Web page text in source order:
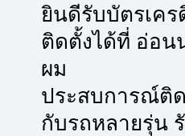
ยินดีรับบัตรเค
ติดตั้งได้ที่ อ่อน
ผม
ประสบการณ์ติ
กับรถหลายรุ่น